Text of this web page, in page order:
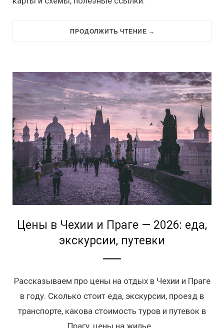
ПРОДОЛЖИТЬ ЧТЕНИЕ →
Цены в Чехии и Праге — 2026: еда,
экскурсии, путевки
Рассказываем про цены на отдых в Чехии и Праге
в году. Сколько стоит еда, экскурсии, проезд в
транспорте, какова стоимость туров и путевок в